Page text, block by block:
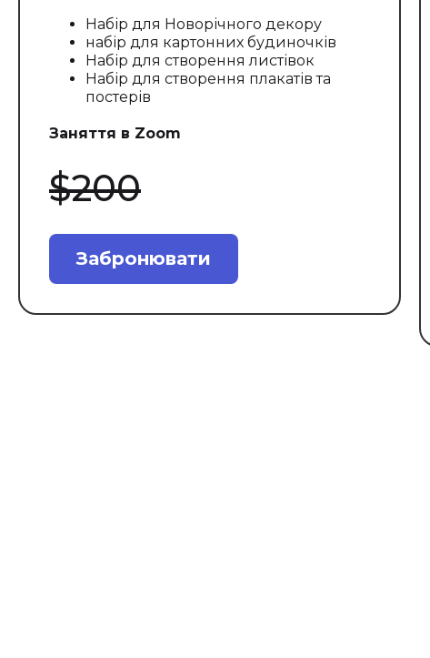
Набір для Новорічного декору
набір для картонних будиночків
Набір для створення листівок
Набір для створення плакатів та
постерів
Заняття в Zoom
$200
Забронювати